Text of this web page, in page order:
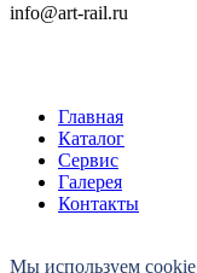
info@art-rail.ru
Главная
Каталог
Сервис
Галерея
Контакты
Мы используем cookie